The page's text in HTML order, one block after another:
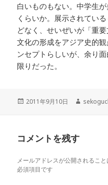
白いものもない。中学生
くらいか。展示されてい
どなく、せいぜいが「重
文化の形成をアジア史的
ンセプトらしいが、余り
限りだった。
投
2011年9月10日
作
コメントを残す
メールアドレスが公開されること
必須項目です